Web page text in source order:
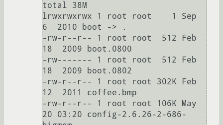
total 38M
lrwxrwxrwx 1 root root    1 Sep
6  2010 boot -> .
-rw-r--r-- 1 root root  512 Feb
18  2009 boot.0800
-rw------- 1 root root  512 Feb
18  2009 boot.0802
-rw-r--r-- 1 root root 302K Feb
12  2011 coffee.bmp
-rw-r--r-- 1 root root 106K May
20 03:20 config-2.6.26-2-686-